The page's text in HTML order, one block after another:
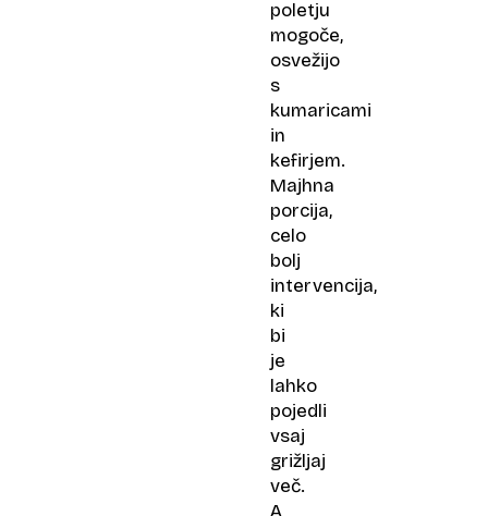
poletju
mogoče,
osvežijo
s
kumaricami
in
kefirjem.
Majhna
porcija,
celo
bolj
intervencija,
ki
bi
je
lahko
pojedli
vsaj
grižljaj
več.
A